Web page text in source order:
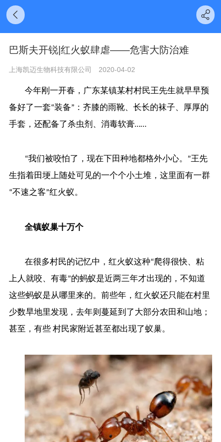
巴斯夫开锐|红火蚁肆虐——危害大防治难
上海凯迈生物科技有限公司 2020-04-02
今年刚一开春，广东某镇某村村民王先生就早早预
备好了一套“装备”：齐膝的雨靴、长长的袜子、厚厚的
手套，还配备了杀虫剂、消毒软膏……
“我们被咬怕了，现在下田种地都格外小心。”王先
生指着田埂上随处可见的一个个小土堆，这里面有一群
“不速之客”红火蚁。
全镇蚁巢十万个
在很多村民的记忆中，红火蚁这种“爬得很快、粘
上人就咬、有毒”的蚂蚁是近两三年才出现的，不知道
这些蚂蚁是从哪里来的。前些年，红火蚁还只能在村里
少数旱地里发现，去年则蔓延到了大部分农田和山地；
甚至，有些 村民家附近甚至都出现了蚁巢。